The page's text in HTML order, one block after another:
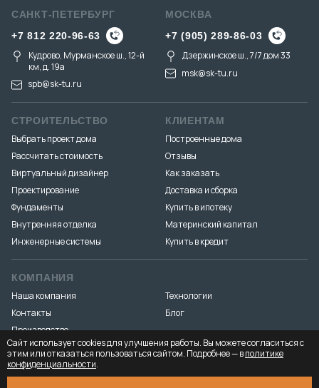
САНКТ-ПЕТЕРБУРГ
+7 812 220-96-63
Кудрово, Мурманское ш., 12-й
км, д. 19a
spb@sk-tu.ru
МОСКВА
+7 (905) 289-86-03
Дзержинское ш., 7/7 дом 33
msk@sk-tu.ru
СТРОИТЕЛЬСТВО
Выбрать проект дома
Рассчитать стоимость
Виртуальный дизайнер
Проектирование
Фундаменты
Внутренняя отделка
Инженерные системы
КЛИЕНТАМ
Построенные дома
Отзывы
Как заказать
Доставка и сборка
Купить в ипотеку
Материнский капитал
Купить в кредит
КОМПАНИЯ
Наша компания
Контакты
Производство
Технологии
Блог
Разработка и продвижение
Сайт использует cookies для улучшения работы. Вы можете согласиться с
этим или отказаться пользоваться сайтом. Подробнее — вполитике
конфиденциальности.